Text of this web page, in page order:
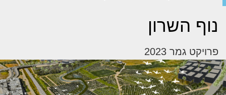
נוף השרון
פרויקט גמר 2023